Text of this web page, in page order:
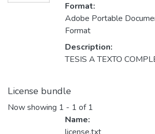
Format:
Adobe Portable
Format
Description:
TESIS A TEXTO
License bundle
Now showing 1 - 1 of 1
Name: